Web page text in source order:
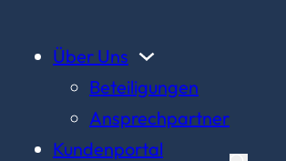
Über Uns
Beteiligungen
Ansprechpartner
Kundenportal